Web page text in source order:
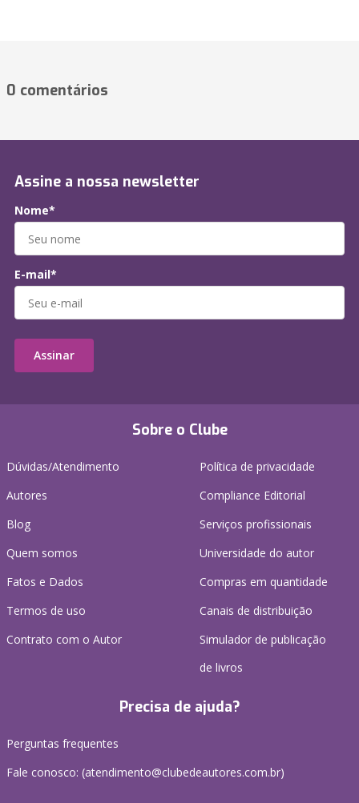
0 comentários
Sobre o Clube
Dúvidas/Atendimento
Autores
Blog
Quem somos
Fatos e Dados
Termos de uso
Contrato com o Autor
Política de privacidade
Compliance Editorial
Serviços profissionais
Universidade do autor
Compras em quantidade
Canais de distribuição
Simulador de publicação
de livros
Precisa de ajuda?
Perguntas frequentes
Fale conosco: (atendimento@clubedeautores.com.br)
Assine a nossa newsletter
Nome*
E-mail*
Assinar